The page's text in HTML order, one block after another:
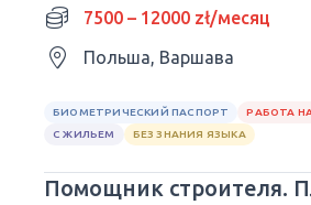
7500 – 12000 zł/месяц
Польша, Варшава
БИОМЕТРИЧЕСКИЙ ПАСПОРТ
РАБОТА
С ЖИЛЬЕМ
БЕЗ ЗНАНИЯ ЯЗЫКА
Помощник строителя.